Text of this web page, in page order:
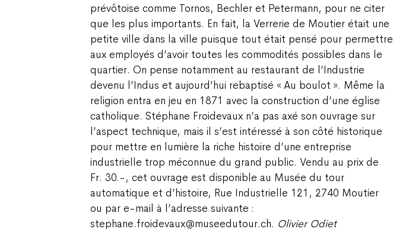
prévôtoise comme Tornos, Bechler et Petermann, pour ne citer
que les plus importants. En fait, la Verrerie de Moutier était une
petite ville dans la ville puisque tout était pensé pour permettre
aux employés d’avoir toutes les commodités possibles dans le
quartier. On pense notamment au restaurant de l’Industrie
devenu l’Indus et aujourd’hui rebaptisé « Au boulot ». Même la
religion entra en jeu en 1871 avec la construction d’une église
catholique. Stéphane Froidevaux n’a pas axé son ouvrage sur
l’aspect technique, mais il s’est intéressé à son côté historique
pour mettre en lumière la riche histoire d’une entreprise
industrielle trop méconnue du grand public. Vendu au prix de
Fr. 30.-, cet ouvrage est disponible au Musée du tour
automatique et d’histoire, Rue Industrielle 121, 2740 Moutier
ou par e-mail à l’adresse suivante :
stephane.froidevaux@museedutour.ch. Olivier Odiet